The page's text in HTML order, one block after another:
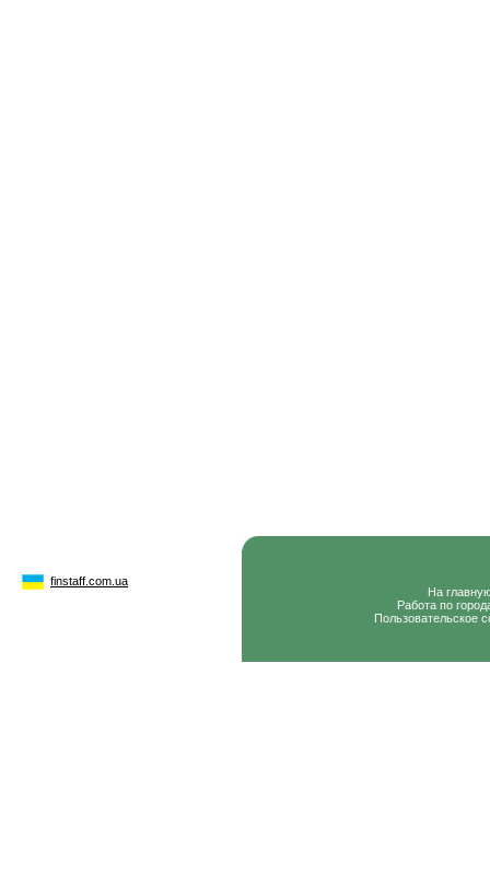
finstaff.com.ua
На
Работа по
Пользовательское